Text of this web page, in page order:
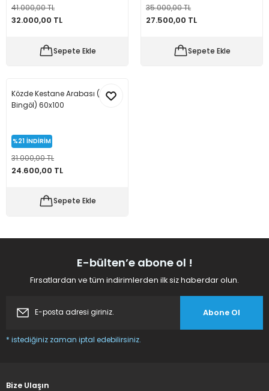
41.000,00 TL
32.000,00 TL
Sepete Ekle
35.000,00 TL
27.500,00 TL
Sepete Ekle
Közde Kestane Arabası (Model
Bingöl) 60x100
%21 İNDİRİM
31.000,00 TL
24.600,00 TL
Sepete Ekle
E-bülten’e abone ol !
Fırsatlardan ve tüm indirimlerden ilk siz haberdar olun.
Abone Ol
* istediğiniz zaman iptal edebilirsiniz.
Bize Ulaşın